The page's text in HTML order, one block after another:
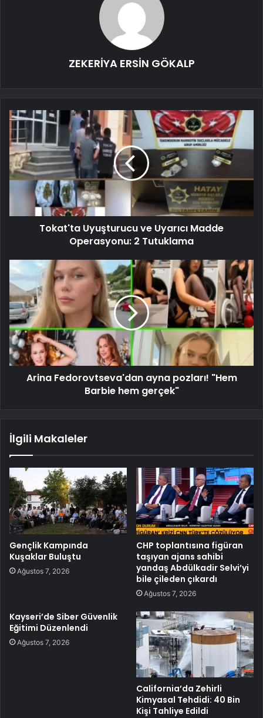
ZEKERİYA ERSİN GÖKALP
Tokat'ta Uyuşturucu ve Uyarıcı Madde
Operasyonu: 2 Tutuklama
Arina Fedorovtseva'dan ayna pozları! "Hem
Barbie hem gerçek"
İlgili Makaleler
Gençlik Kampında
Kuşaklar Buluştu
Ağustos 7, 2026
CHP toplantısına figüran
taşıyan ajans sahibi
yandaş Abdülkadir Selvi’yi
bile çileden çıkardı
Ağustos 7, 2026
Kayseri’de Siber Güvenlik
Eğitimi Düzenlendi
Ağustos 7, 2026
California’da Zehirli
Kimyasal Tehdidi: 40 Bin
Kişi Tahliye Edildi